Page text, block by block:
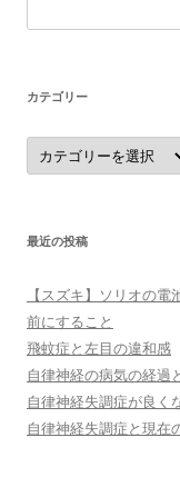
索:
カテゴリー
カ
テ
ゴ
最近の投稿
【スズキ】ソリオの
前にすること
飛蚊症と左目の違和感
自律神経の病気の経過
自律神経失調症が良く
自律神経失調症と現在